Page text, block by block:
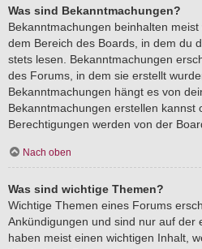
Was sind Bekanntmachungen?
Bekanntmachungen beinhalten
dem Bereich des Boards, in dem du
stets lesen. Bekanntmachungen
des Forums, in dem sie erstellt
Bekanntmachungen hängt es von
Bekanntmachungen erstellen kannst
Berechtigungen werden von der
Nach oben
Was sind wichtige Themen?
Wichtige Themen eines Forums
Ankündigungen und sind nur auf der
haben meist einen wichtigen Inhalt,